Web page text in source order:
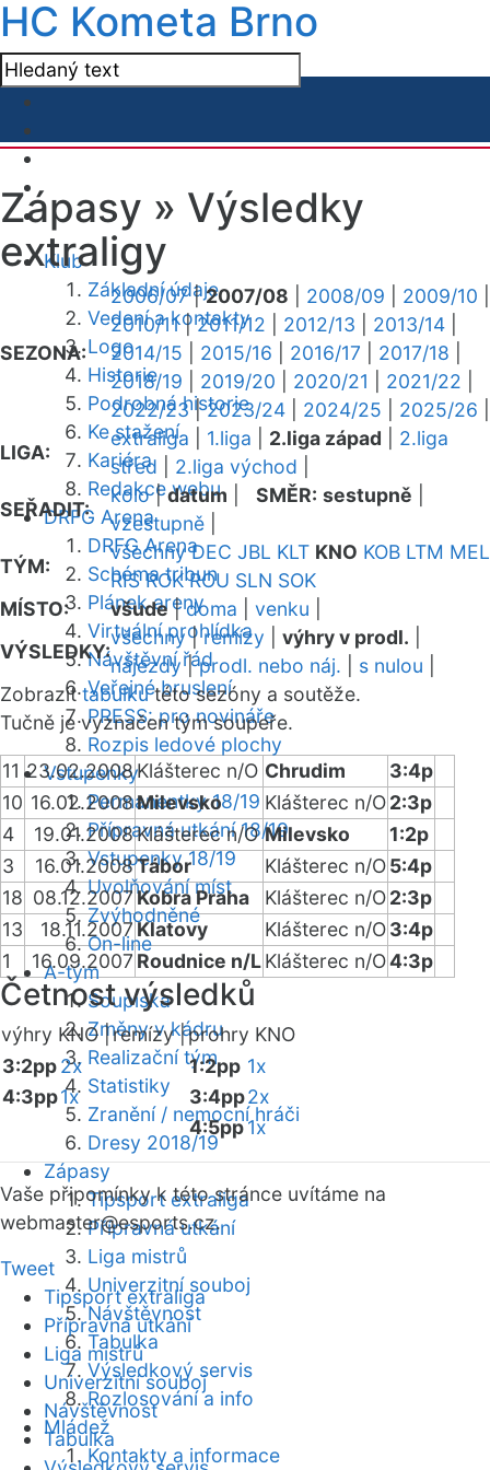
HC Kometa Brno
Klub
Základní údaje
Vedení a kontakty
Logo
Historie
Podrobná historie
Ke stažení
Kariéra
Redakce webu
DRFG Arena
DRFG Arena
Schéma tribun
Plánek areny
Virtuální prohlídka
Návštěvní řád
Veřejné bruslení
PRESS: pro novináře
Rozpis ledové plochy
Vstupenky
Permanentky 18/19
Přípravná utkání 18/19
Vstupenky 18/19
Uvolňování míst
Zvýhodněné
On-line
A-tým
Soupiska
Změny v kádru
Realizační tým
Statistiky
Zranění / nemocní hráči
Dresy 2018/19
Zápasy
Tipsport extraliga
Přípravná utkání
Liga mistrů
Univerzitní souboj
Návštěvnost
Tabulka
Výsledkový servis
Rozlosování a info
Mládež
Kontakty a informace
Zápasy » Výsledky
extraligy
SEZONA:
2006/07|2007/08 2008/09 2009/10
2010/11|2011/12 2012/13 2013/14
2014/15
2015/16 2016/17 2017/18
2018/19
2019/20 2020/21 2021/22
2022/23|2023/24 2024/25 2025/26
LIGA:
extraliga 1.liga 2.liga západ
2.liga
střed
2.liga východ
SEŘADIT:
kolo|datum SMĚR: sestupně
vzestupně
TÝM:
všechny DEC JBL KLT KNO KOB LTM MEL
RIS ROK ROU SLN SOK
MÍSTO:
všude|doma venku
VÝSLEDKY:
všechny|remízy výhry v prodl.
nájezdy|prodl. nebo náj. s nulou
Zobrazittabulkutéto sezóny a soutěže.
Tučně je vyznačen tým soupeře.
11 23.02.2008Klášterec n/O Chrudim
3:4p
10 16.02.2008Milevsko Klášterec n/O2:3p
4
19.01.2008Klášterec n/O Milevsko
1:2p
3
16.01.2008Tábor Klášterec n/O5:4p
18 08.12.2007Kobra Praha Klášterec n/O2:3p
13
18.11.2007Klatovy Klášterec n/O3:4p
1
16.09.2007 Roudnice n/LKlášterec n/O4:3p
Četnost výsledků
výhry KNO |remízy |prohry KNO
3:2pp2x
4:3pp1x
1:2pp 1x
3:4pp2x
4:5pp1x
Vaše připomínky k této stránce uvítáme na
webmaster@esports.cz.
Tweet
Tipsport extraliga
Přípravná utkání
Liga mistrů
Univerzitní souboj
Návštěvnost
Tabulka